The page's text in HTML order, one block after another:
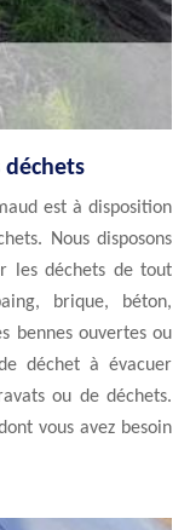
est à disposition
Nous disposons
les déchets de tout
brique, béton,
bennes ouvertes ou
déchet à évacuer
ou de déchets.
vous avez besoin